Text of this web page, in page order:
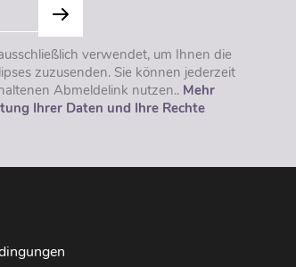
verwendet, um Ihnen die
zuzusenden. Sie können jederzeit
Abmeldelink nutzen.. Mehr
Ihrer Daten und Ihre Rechte